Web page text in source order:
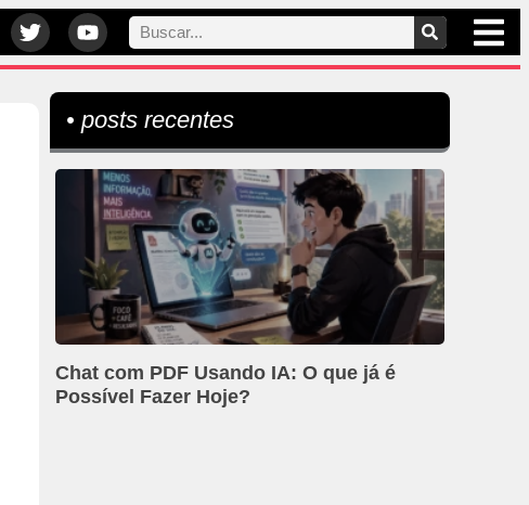
• posts recentes
Chat com PDF Usando IA: O que já é
Possível Fazer Hoje?